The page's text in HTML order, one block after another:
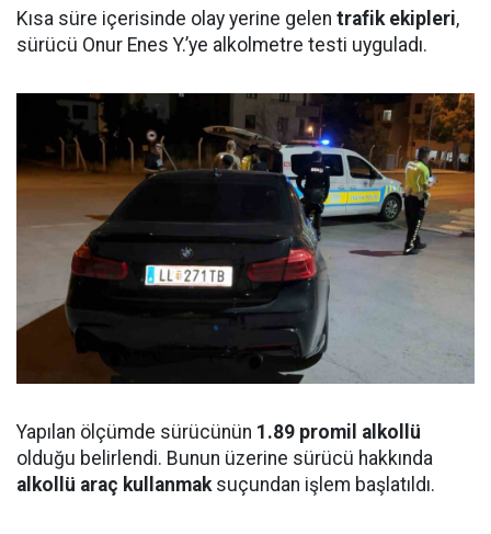
Kısa süre içerisinde olay yerine gelen trafik ekipleri,
sürücü Onur Enes Y.’ye alkolmetre testi uyguladı.
Yapılan ölçümde sürücünün 1.89 promil alkollü
olduğu belirlendi. Bunun üzerine sürücü hakkında
alkollü araç kullanmaksuçundan işlem başlatıldı.